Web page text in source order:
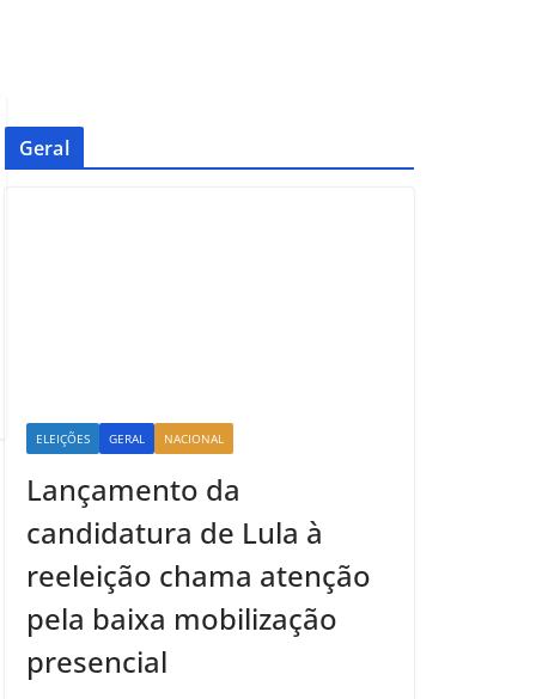
Geral
ELEIÇÕES GERAL NACIONAL
Lançamento da
candidatura de Lula à
reeleição chama atenção
pela baixa mobilização
presencial